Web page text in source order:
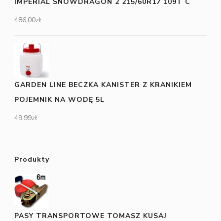
486,00zł
GARDEN LINE BECZKA KANISTER Z KRANIKIEM
POJEMNIK NA WODĘ 5L
49,99zł
Produkty
PASY TRANSPORTOWE TOMASZ KUSAJ